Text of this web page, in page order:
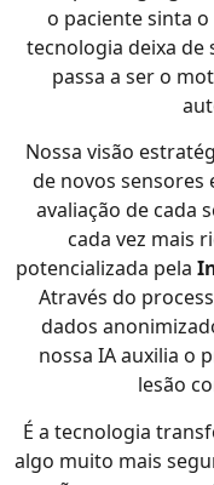
o paciente sinta
tecnologia deixa
passa a ser o
Nossa visão
de novos sensores
avaliação de cada
cada vez mais
potencializada pela
Através do
dados
nossa IA auxilia o
lesão
É a tecnologia
algo muito mais